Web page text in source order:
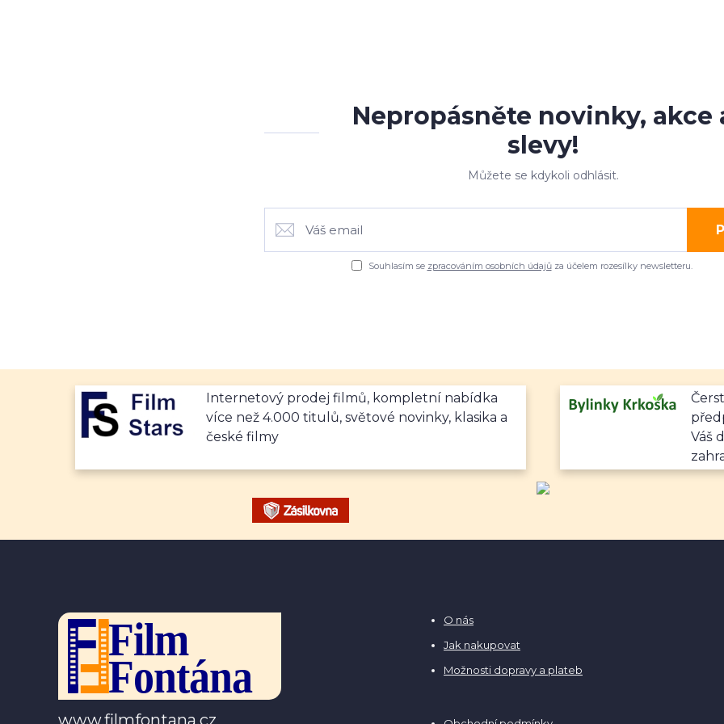
Nepropásněte novinky, akce
slevy!
Můžete se kdykoli odhlásit.
Souhlasím se zpracováním osobních údajůza účelem rozesílky newsletteru.
Internetový prodej filmů, kompletní nabídka
více než 4.000 titulů, světové novinky, klasika a
české filmy
Váš
www.filmfontana.cz
O nás
Jak nakupovat
Možnosti dopravy a plateb